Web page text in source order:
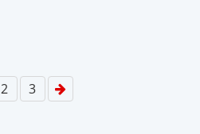
2 3